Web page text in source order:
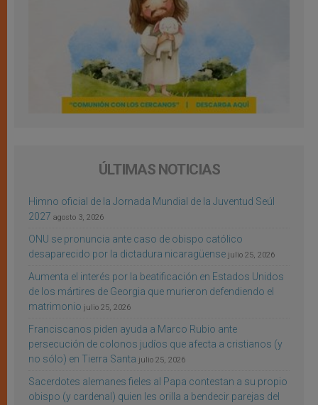
ÚLTIMAS NOTICIAS
Himno oficial de la Jornada Mundial de la Juventud Seúl
2027 agosto 3, 2026
ONU se pronuncia ante caso de obispo católico
desaparecido por la dictadura nicaragüense julio 25, 2026
Aumenta el interés por la beatificación en Estados Unidos
de los mártires de Georgia que murieron defendiendo el
matrimonio julio 25, 2026
Franciscanos piden ayuda a Marco Rubio ante
persecución de colonos judíos que afecta a cristianos (y
no sólo) en Tierra Santa julio 25, 2026
Sacerdotes alemanes fieles al Papa contestan a su propio
obispo (y cardenal) quien les orilla a bendecir parejas del